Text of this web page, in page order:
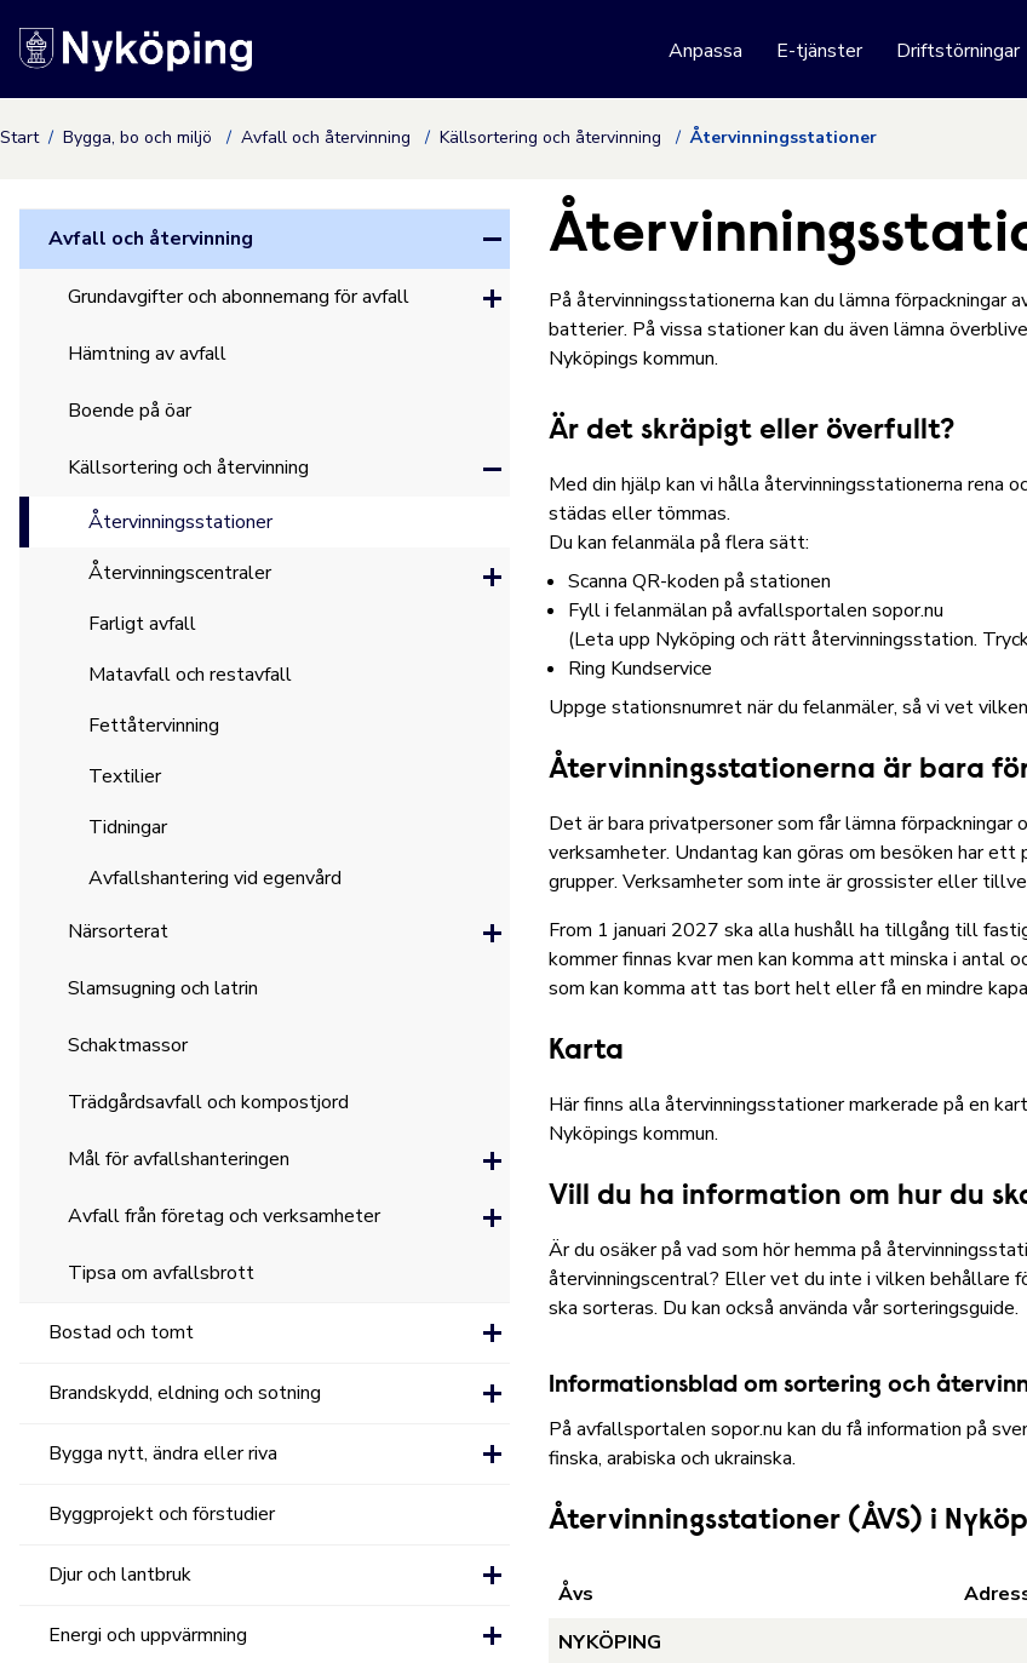
Hoppa till innehåll
Nyköpings kommuns webbplats
Anpassa E-tjänster Driftstörningar
Start Bygga, bo och miljö Avfall och återvinning Källsortering och återvinning Återvinningsstationer
På återvinningsstationerna kan du lämna
batterier. På vissa stationer kan du även lämna
Nyköpings kommun.
Är det skräpigt eller överfullt?
Med din hjälp kan vi hålla återvinningsstationerna rena
städas eller tömmas.
Du kan felanmäla på flera sätt:
Scanna QR-koden på stationen
Fyll i felanmälan på avfallsportalen sopor.nu
(Leta upp Nyköping och rätt återvinningsstation.
Ring Kundservice
Uppge stationsnumret när du felanmäler, så vi vet
Återvinningsstationerna är bara
Det är bara privatpersoner som får lämna
verksamheter. Undantag kan göras om besöken har
grupper. Verksamheter som inte är grossister eller
From 1 januari 2027 ska alla hushåll ha tillgång till
kommer finnas kvar men kan komma att minska i
som kan komma att tas bort helt eller få en mindre
Karta
Här finns alla återvinningsstationer markerade på en
Nyköpings kommun.
Vill du ha information om hur du
Är du osäker på vad som hör hemma på
återvinningscentral? Eller vet du inte i vilken behållare
ska sorteras. Du kan också använda vår sorteringsguide.
Informationsblad om sortering och
På avfallsportalen sopor.nu kan du få information på
finska, arabiska och ukrainska.
Återvinningsstationer (ÅVS) i
Åvs
NYKÖPING
Avfall och återvinning
Grundavgifter och abonnemang för avfall
Hämtning av avfall
Boende på öar
Källsortering och återvinning
Återvinningsstationer
Återvinningscentraler
Farligt avfall
Matavfall och restavfall
Fettåtervinning
Textilier
Tidningar
Avfallshantering vid egenvård
Närsorterat
Slamsugning och latrin
Schaktmassor
Trädgårdsavfall och kompostjord
Mål för avfallshanteringen
Avfall från företag och verksamheter
Tipsa om avfallsbrott
Bostad och tomt
Brandskydd, eldning och sotning
Bygga nytt, ändra eller riva
Byggprojekt och förstudier
Djur och lantbruk
Energi och uppvärmning